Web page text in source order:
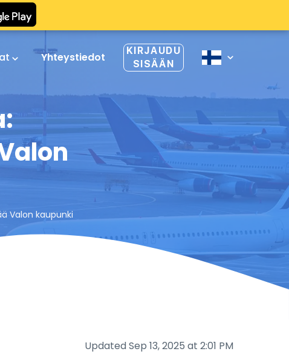
Yhteystiedot
KIRJAUDU
SISÄÄN
Valon kaupunki
Updated Sep 13, 2025 at 2:01 PM